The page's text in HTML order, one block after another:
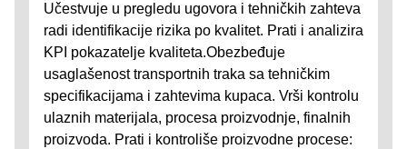
Učestvuje u pregledu ugovora i tehničkih zahteva
radi identifikacije rizika po kvalitet. Prati i analizira
KPI pokazatelje kvaliteta.Obezbeđuje
usaglašenost transportnih traka sa tehničkim
specifikacijama i zahtevima kupaca. Vrši kontrolu
ulaznih materijala, procesa proizvodnje, finalnih
proizvoda. Prati i kontroliše proizvodne procese: